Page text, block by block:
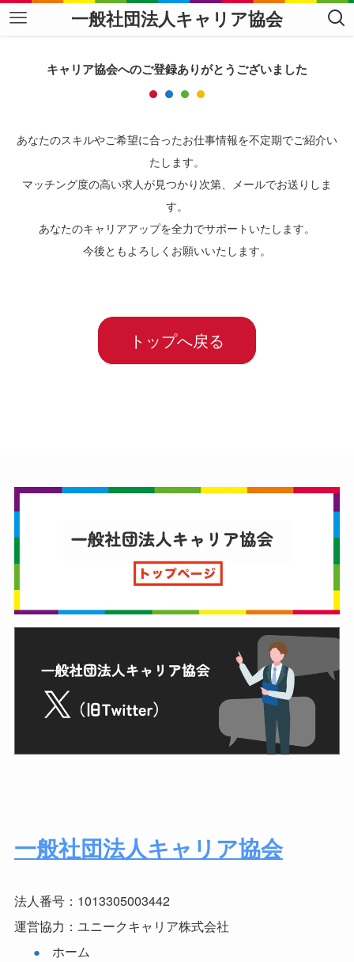
一般社団法人キャリア協会
キャリア協会へのご登録ありがとうございました
あなたのスキルやご希望に合ったお仕事情報を不定期でご紹介い
たします。
マッチング度の高い求人が見つかり次第、メールでお送りしま
す。
あなたのキャリアアップを全力でサポートいたします。
今後ともよろしくお願いいたします。
トップへ戻る
一般社団法人キャリア協会
法人番号：1013305003442
運営協力：ユニークキャリア株式会社
ホーム